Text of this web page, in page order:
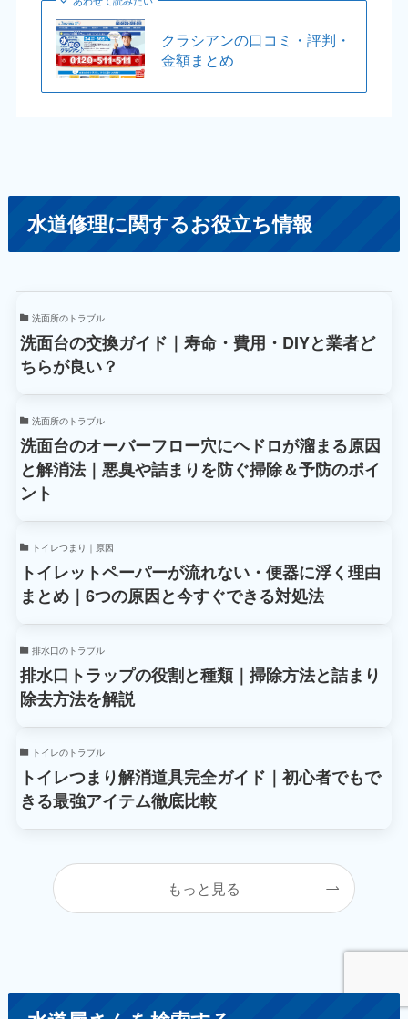
クラシアンの口コミ・評判・
金額まとめ
水道修理に関するお役立ち情報
洗面所のトラブル
洗面台の交換ガイド｜寿命・費用・DIYと業者ど
ちらが良い？
洗面所のトラブル
洗面台のオーバーフロー穴にヘドロが溜まる原因
と解消法｜悪臭や詰まりを防ぐ掃除＆予防のポイ
ント
トイレつまり｜原因
トイレットペーパーが流れない・便器に浮く理由
まとめ｜6つの原因と今すぐできる対処法
排水口のトラブル
排水口トラップの役割と種類｜掃除方法と詰まり
除去方法を解説
トイレのトラブル
トイレつまり解消道具完全ガイド｜初心者でもで
きる最強アイテム徹底比較
もっと見る